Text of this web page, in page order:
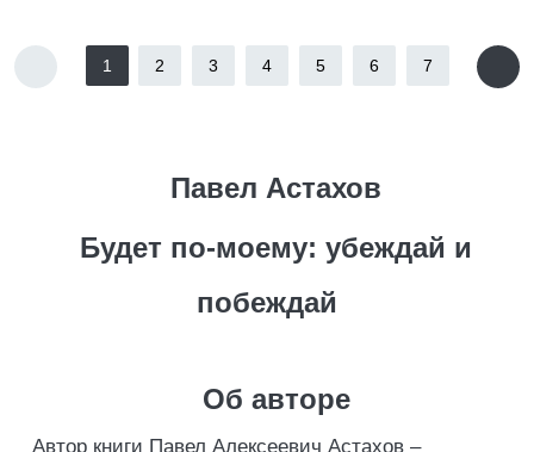
1 2 3 4 5 6 7
Павел Астахов
Будет по-моему: убеждай и
побеждай
Об авторе
Автор книги Павел Алексеевич Астахов –